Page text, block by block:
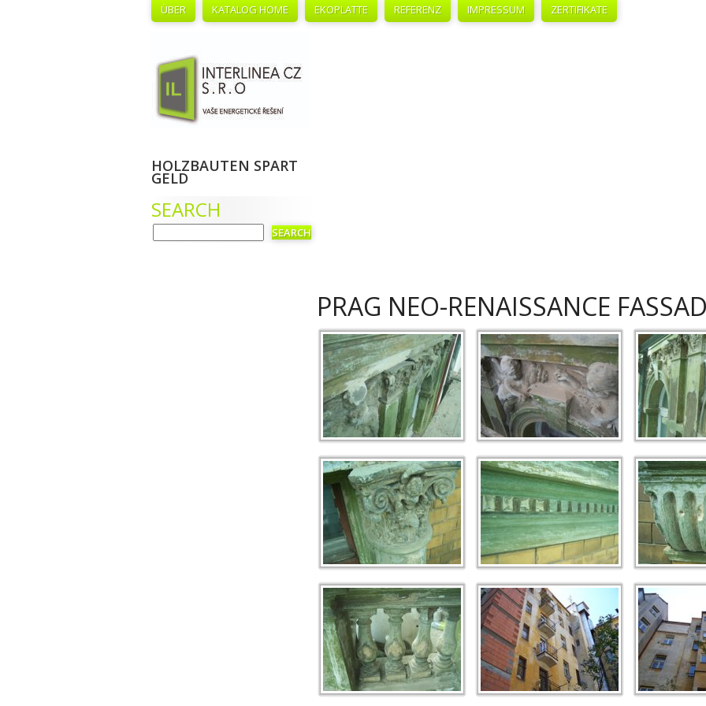
ÜBER KATALOG HOME EKOPLATTE REFERENZ IMPRESSUM ZERTIFIKATE
HOLZBAUTEN SPART
GELD
SEARCH
PRAG NEO-RENAISSANCE